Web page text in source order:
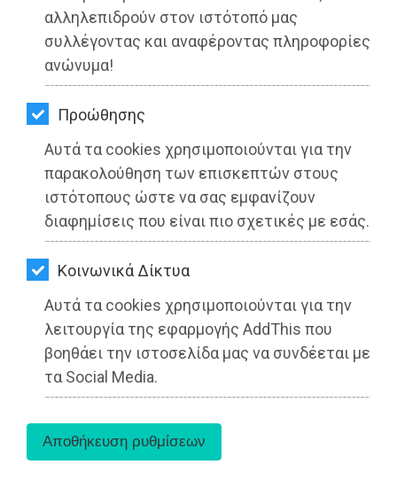
αλληλεπιδρούν στον ιστότοπό μας
συλλέγοντας και αναφέροντας πληροφορίες
ανώνυμα!
Προώθησης
Αυτά τα cookies χρησιμοποιούνται για την
παρακολούθηση των επισκεπτών στους
ιστότοπους ώστε να σας εμφανίζουν
διαφημίσεις που είναι πιο σχετικές με εσάς.
Kοινωνικά Δίκτυα
Αυτά τα cookies χρησιμοποιούνται για την
λειτουργία της εφαρμογής AddThis που
βοηθάει την ιστοσελίδα μας να συνδέεται με
τα Social Media.
ΕΞΟΔΟΣ
ΠΕΡΙΒΑΛΛΟΝ
ΚΑΤΟΙΚΙΔΙΟ
ΑΓΓΕΛΙΕΣ
ΕΦΗΜΕΡΙΔΕΣ
OΔΗΓΟΣ
ΑΓΟΡΑΣ
ΨΙΘΥΡΟΙ
ΑΠΟΣΤΟΛΗ
ΑΡΘΡΩΝ
Δήμος Βάρης Βούλας Βουλιαγμένης: Η
αλήθεια για τη δικαστική ήττα της
Εκκλησίας της Ελλάδος στο
Ευρωπαϊκό Δικαστήριο Ανθρωπίνων
Δικαιωμάτων
Διαβάστηκε 1787 φορές
05-10-2022